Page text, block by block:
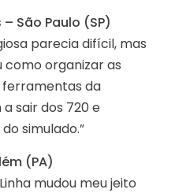
São Paulo (SP)
parecia difícil, mas
como organizar as
ferramentas da
sair dos 720 e
simulado.”
(PA)
mudou meu jeito